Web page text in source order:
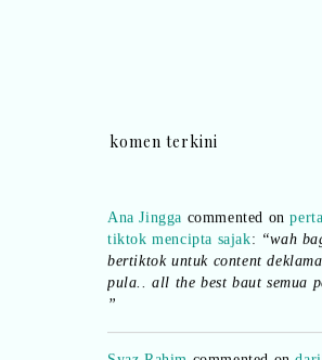
komen terkini
tiktok mencipta sajak:“wah
bertiktok untuk content
pula.. all the best baut semua
”